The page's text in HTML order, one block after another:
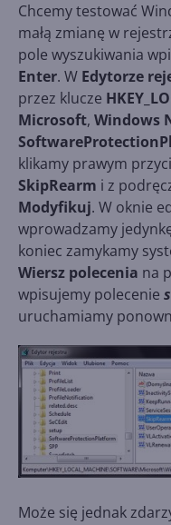
Chcemy testować
małą zmianę w
pole wyszukiwania
Enter. W Edytorze
przez klucze
Microsoft, Windows
klikamy prawym
SkipRearm i z
Modyfikuj. W oknie
wprowadzamy
koniec zamykamy
Wiersz polecenia na
wpisujemy polecenie
uruchamiamy
Może się jednak